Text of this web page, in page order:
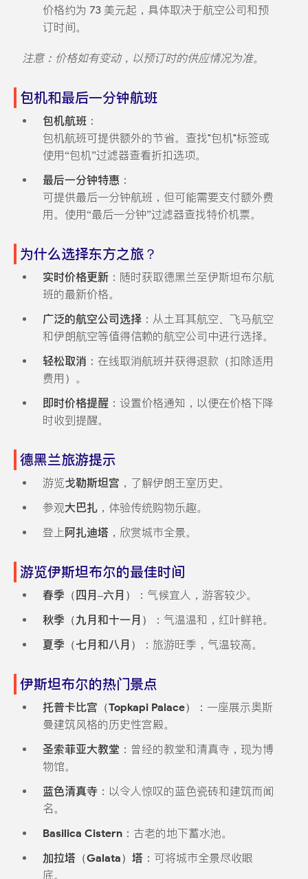
价格约为 73 美元起，具体取决于航空公司和预
订时间。
注意：价格如有变动，以预订时的供应情况为准。
包机和最后一分钟航班
包机航班：
包机航班可提供额外的节省。查找"包机"标签或
使用“包机”过滤器查看折扣选项。
最后一分钟特惠：
可提供最后一分钟航班，但可能需要支付额外费
用。使用“最后一分钟”过滤器查找特价机票。
为什么选择东方之旅？
实时价格更新：随时获取德黑兰至伊斯坦布尔航
班的最新价格。
广泛的航空公司选择：从土耳其航空、飞马航空
和伊朗航空等值得信赖的航空公司中进行选择。
轻松取消 ：在线取消航班并获得退款（扣除适用
费用）。
即时价格提醒 ：设置价格通知，以便在价格下降
时收到提醒。
德黑兰旅游提示
游览戈勒斯坦宫 ，了解伊朗王室历史。
参观大巴扎，体验传统购物乐趣。
登上 阿扎迪塔 ，欣赏城市全景。
游览伊斯坦布尔的最佳时间
春季（四月–六月）
：气候宜人，游客较少。
秋季（九月和十一月）
：气温温和，红叶鲜艳。
夏季（七月和八月）
：旅游旺季，气温较高。
伊斯坦布尔的热门景点
托普卡比宫（Topkapi Palace）
：一座展示奥斯
曼建筑风格的历史性宫殿。
圣索菲亚大教堂 ：曾经的教堂和清真寺，现为博
物馆。
蓝色清真寺：以令人惊叹的蓝色瓷砖和建筑而闻
名。
Basilica Cistern：古老的地下蓄水池。
加拉塔（Galata）塔 ：可将城市全景尽收眼
底。